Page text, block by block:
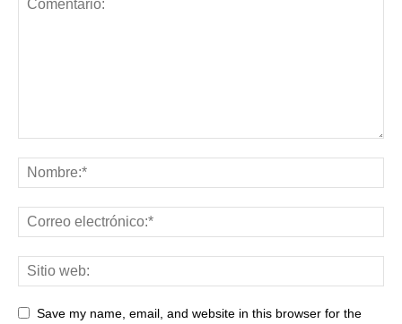
Save my name, email, and website in this browser for the